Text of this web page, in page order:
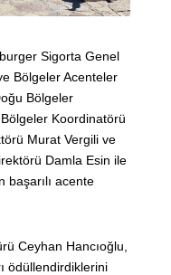
Sigorta Genel
Bölgeler Acenteler
Bölgeler
Koordinatörü
Murat Vergili ve
Damla Esin ile
başarılı acente
Ceyhan Hancıoğlu,
ödüllendirdiklerini